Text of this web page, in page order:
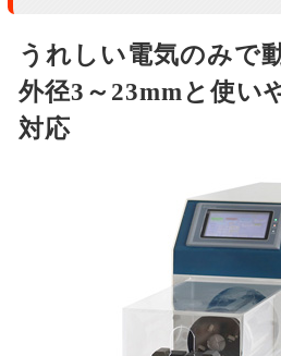
うれしい電気のみで
外径3～23mmと使い
対応